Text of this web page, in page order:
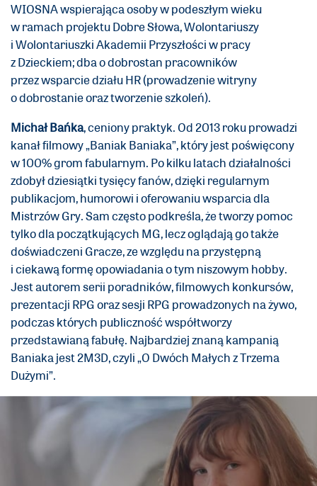
WIOSNA wspierająca osoby w podeszłym wieku
w ramach projektu Dobre Słowa, Wolontariuszy
i Wolontariuszki Akademii Przyszłości w pracy
z Dzieckiem; dba o dobrostan pracowników
przez wsparcie działu HR (prowadzenie witryny
o dobrostanie oraz tworzenie szkoleń).
Michał Bańka, ceniony praktyk. Od 2013 roku prowadzi
kanał filmowy „Baniak Baniaka”, który jest poświęcony
w 100% grom fabularnym. Po kilku latach działalności
zdobył dziesiątki tysięcy fanów, dzięki regularnym
publikacjom, humorowi i oferowaniu wsparcia dla
Mistrzów Gry. Sam często podkreśla, że tworzy pomoc
tylko dla początkujących MG, lecz oglądają go także
doświadczeni Gracze, ze względu na przystępną
i ciekawą formę opowiadania o tym niszowym hobby.
Jest autorem serii poradników, filmowych konkursów,
prezentacji RPG oraz sesji RPG prowadzonych na żywo,
podczas których publiczność współtworzy
przedstawianą fabułę. Najbardziej znaną kampanią
Baniaka jest 2M3D, czyli „O Dwóch Małych z Trzema
Dużymi”.